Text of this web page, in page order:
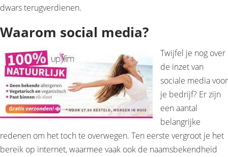
dwars terugverdienen.
Waarom social media?
Twijfel je nog over
de inzet van
sociale media voor
je bedrijf? Er zijn
een aantal
belangrijke
redenen om het toch te overwegen. Ten eerste vergroot je het
bereik op internet, waarmee vaak ook de naamsbekendheid